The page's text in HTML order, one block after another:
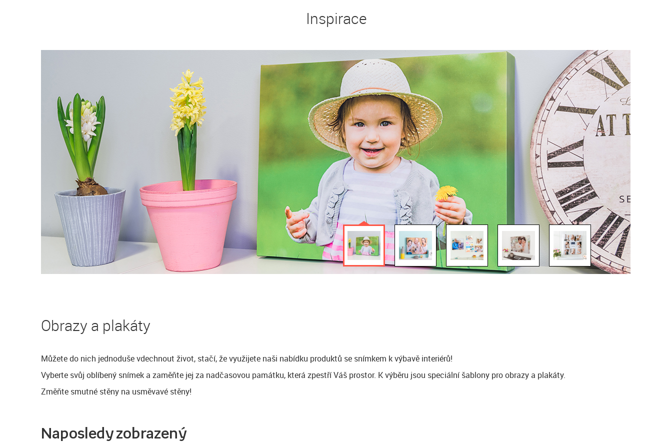
Inspirace
Obrazy a plakáty
Můžete do nich jednoduše vdechnout život, stačí, že využijete naši nabídku produktů se snímkem k výbavě interiérů!
Vyberte svůj oblíbený snímek a zaměňte jej za nadčasovou památku, která zpestří Váš prostor. K výběru jsou speciální šablony pro obrazy a plakáty.
Změňte smutné stěny na usměvavé stěny!
Naposledy zobrazený